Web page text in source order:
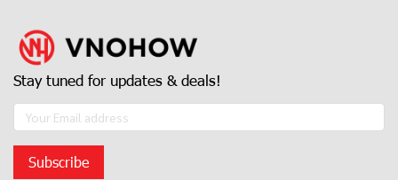
Stay tuned for updates & deals!
Subscribe